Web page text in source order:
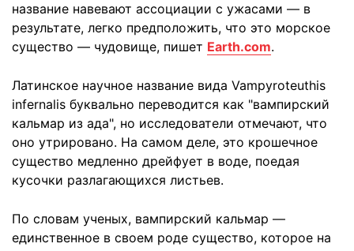
название навевают ассоциации с ужасами — в
результате, легко предположить, что это морское
существо — чудовище, пишет Earth.com.
Латинское научное название вида Vampyroteuthis
infernalis буквально переводится как "вампирский
кальмар из ада", но исследователи отмечают, что
оно утрировано. На самом деле, это крошечное
существо медленно дрейфует в воде, поедая
кусочки разлагающихся листьев.
По словам ученых, вампирский кальмар —
единственное в своем роде существо, которое на